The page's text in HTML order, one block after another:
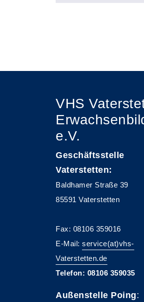
VHS
e.V.
Geschäftsstelle
Vaterstetten:
Baldhamer Straße 39
85591 Vaterstetten
Fax: 08106 359016
E-Mail: service(at)vhs-
Vaterstetten.de
Telefon: 08106 359035
Außenstelle Poing: